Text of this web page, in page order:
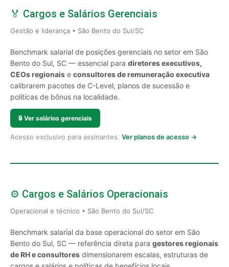
🏅 Cargos e Salários Gerenciais
Gestão e liderança • São Bento do Sul/SC
Benchmark salarial de posições gerenciais no setor em São
Bento do Sul, SC — essencial para diretores executivos,
CEOs regionais e consultores de remuneração executiva
calibrarem pacotes de C-Level, planos de sucessão e
políticas de bônus na localidade.
🔒 Ver salários gerenciais
Acesso exclusivo para assinantes. Ver planos de acesso →
⚙️ Cargos e Salários Operacionais
Operacional e técnico • São Bento do Sul/SC
Benchmark salarial da base operacional do setor em São
Bento do Sul, SC — referência direta para gestores regionais
de RH e consultores dimensionarem escalas, estruturas de